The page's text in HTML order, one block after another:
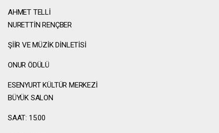
AHMET TELLİ
NURETTİN RENÇBER
ŞİİR VE MÜZİK DİNLETİSİ
ONUR ÖDÜLÜ
ESENYURT KÜLTÜR MERKEZİ
BÜYÜK SALON
SAAT: 15.00